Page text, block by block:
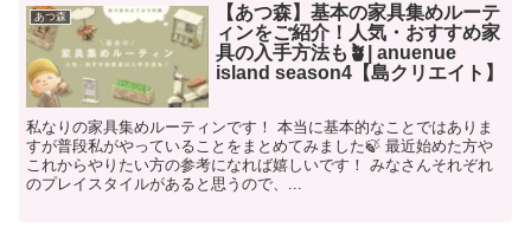
あつ森
【あつ森】基本の家具集めルーテ
ィンをご紹介！人気・おすすめ家
具の入手方法も🪴| anuenue
island season4【島クリエイト】
私なりの家具集めルーティンです！ 本当に基本的なことではありま
すが普段私がやっていることをまとめてみました🍃 最近始めた方や
これからやりたい方の参考になれば嬉しいです！ みなさんそれぞれ
のプレイスタイルがあると思うので、...